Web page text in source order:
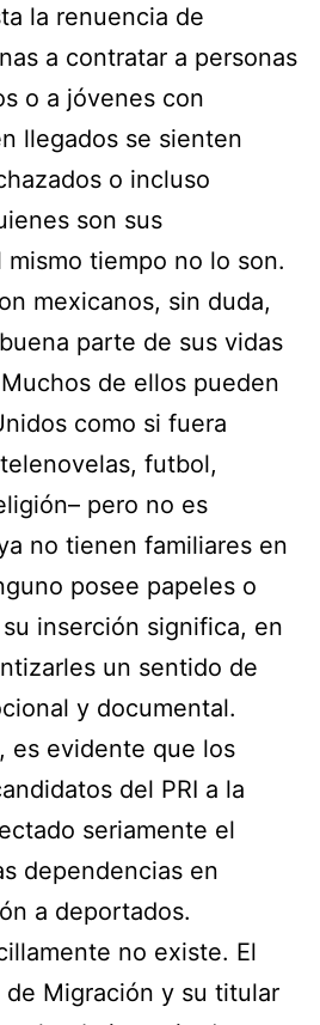
la renuencia de
a contratar a personas
o a jóvenes con
llegados se sienten
o incluso
son sus
tiempo no lo son.
mexicanos, sin duda,
parte de sus vidas
de ellos pueden
como si fuera
futbol,
pero no es
no tienen familiares en
posee papeles o
inserción significa, en
un sentido de
y documental.
es evidente que los
del PRI a la
seriamente el
dependencias en
a deportados.
no existe. El
Migración y su titular